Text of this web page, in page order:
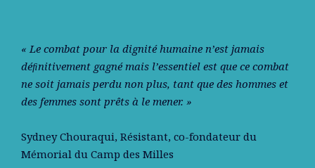
« Le combat pour la dignité humaine n’est jamais
déﬁnitivement gagné mais l’essentiel est que ce combat
ne soit jamais perdu non plus, tant que des hommes et
des femmes sont prêts à le mener. »
Sydney Chouraqui, Résistant, co-fondateur du
Mémorial du Camp des Milles